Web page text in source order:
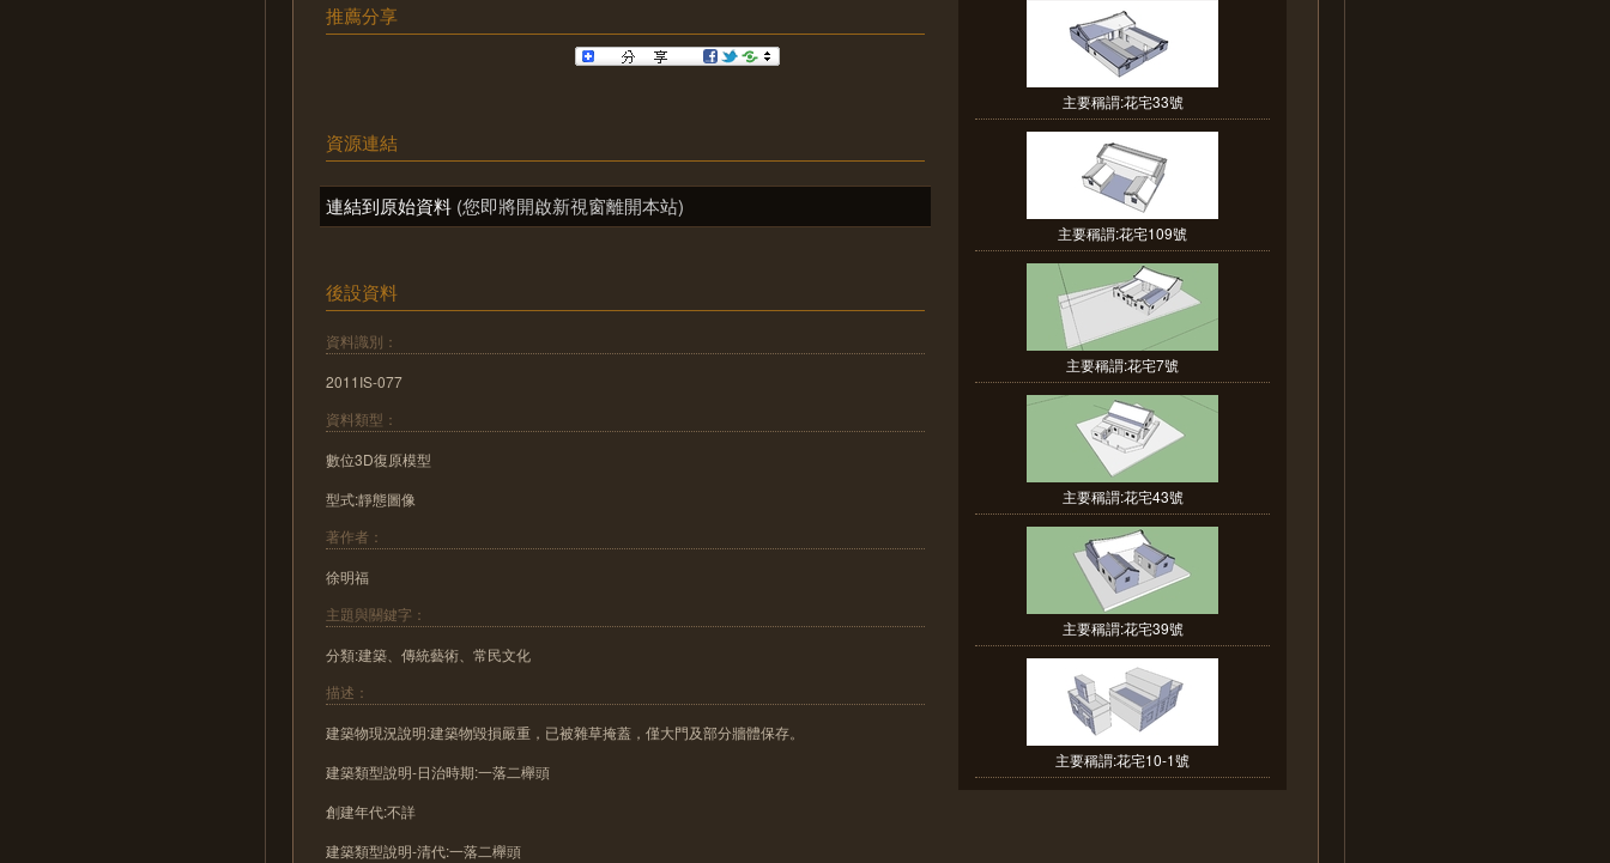
推薦分享
資源連結
連結到原始資料 (您即將開啟新視窗離開本站)
後設資料
資料識別：
2011IS-077
資料類型：
數位3D復原模型
型式:靜態圖像
著作者：
徐明福
主題與關鍵字：
分類:建築、傳統藝術、常民文化
描述：
建築物現況說明:建築物毀損嚴重，已被雜草掩蓋，僅大門及部分牆體保存。
建築類型說明-日治時期:一落二櫸頭
創建年代:不詳
建築類型說明-清代:一落二櫸頭
主要稱謂:花宅33號
主要稱謂:花宅109號
主要稱謂:花宅7號
主要稱謂:花宅43號
主要稱謂:花宅39號
主要稱謂:花宅10-1號